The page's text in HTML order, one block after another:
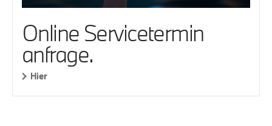
Online Servicetermin
anfrage.
Hier